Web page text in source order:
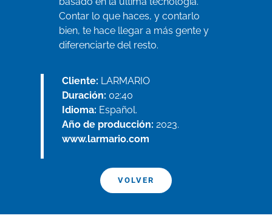
Contar lo que haces, y contarlo
bien, te hace llegar a más gente y
diferenciarte del resto.
Cliente: LARMARIO
Duración: 02:40
Idioma: Español.
Año de producción: 2023.
www.larmario.com
VOLVER